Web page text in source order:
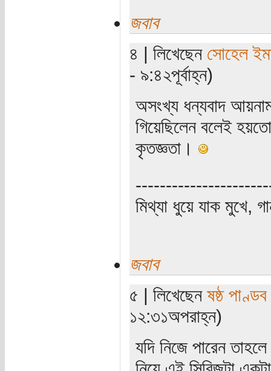
জবাব
৪ | লিখেছেন সোহেল
- ৯:৪২পূর্বাহ্ন)
অসংখ্য ধন্যবাদ
গিয়েছিলেন বলেই
কৃতজ্ঞতা।
মিথ্যা ধুয়ে যাক মুখে,
জবাব
৫ | লিখেছেন ষষ্ঠ পাণ্ডব
১২:৩১অপরাহ্ন)
যদি নিজে পারেন